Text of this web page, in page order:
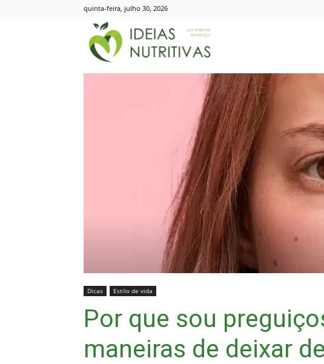
quinta-feira, julho 30, 2026
Nutritivas
Dicas Estilo de vida
Por que sou
maneiras de deixar